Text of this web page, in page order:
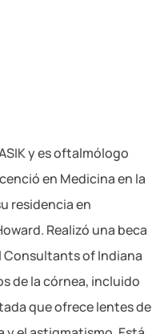
y es oftalmólogo
en Medicina en la
residencia en
Realizó una beca
Consultants of Indiana
de la córnea, incluido
que ofrece lentes de